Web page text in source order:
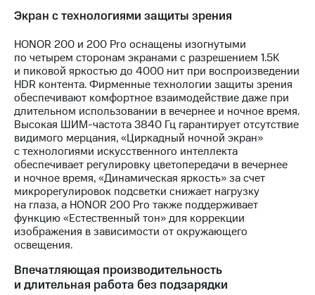
Экран с технологиями защиты зрения
HONOR 200 и 200 Pro оснащены изогнутыми
по четырем сторонам экранами с разрешением 1.5K
и пиковой яркостью до 4000 нит при воспроизведении
HDR контента. Фирменные технологии защиты зрения
обеспечивают комфортное взаимодействие даже при
длительном использовании в вечернее и ночное время.
Высокая ШИМ-частота 3840 Гц гарантирует отсутствие
видимого мерцания, «Циркадный ночной экран»
с технологиями искусственного интеллекта
обеспечивает регулировку цветопередачи в вечернее
и ночное время, «Динамическая яркость» за счет
микрорегулировок подсветки снижает нагрузку
на глаза, а HONOR 200 Pro также поддерживает
функцию «Естественный тон» для коррекции
изображения в зависимости от окружающего
освещения.
Впечатляющая производительность
и длительная работа без подзарядки